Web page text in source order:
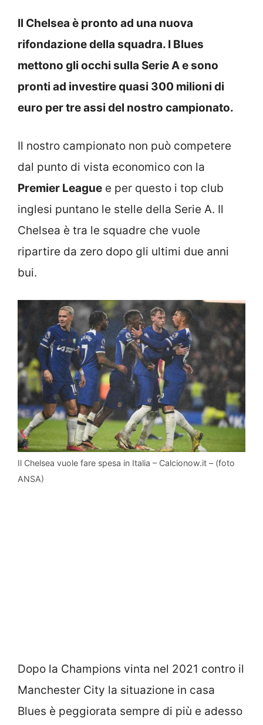
Il Chelsea è pronto ad una nuova
rifondazione della squadra. I Blues
mettono gli occhi sulla Serie A e sono
pronti ad investire quasi 300 milioni di
euro per tre assi del nostro campionato.
Il nostro campionato non può competere
dal punto di vista economico con la
Premier League e per questo i top club
inglesi puntano le stelle della Serie A. Il
Chelsea è tra le squadre che vuole
ripartire da zero dopo gli ultimi due anni
bui.
Il Chelsea vuole fare spesa in Italia – Calcionow.it – (foto
ANSA)
Dopo la Champions vinta nel 2021 contro il
Manchester City la situazione in casa
Blues è peggiorata sempre di più e adesso